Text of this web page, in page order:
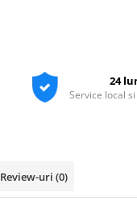
24
Service local
Review-uri (0)